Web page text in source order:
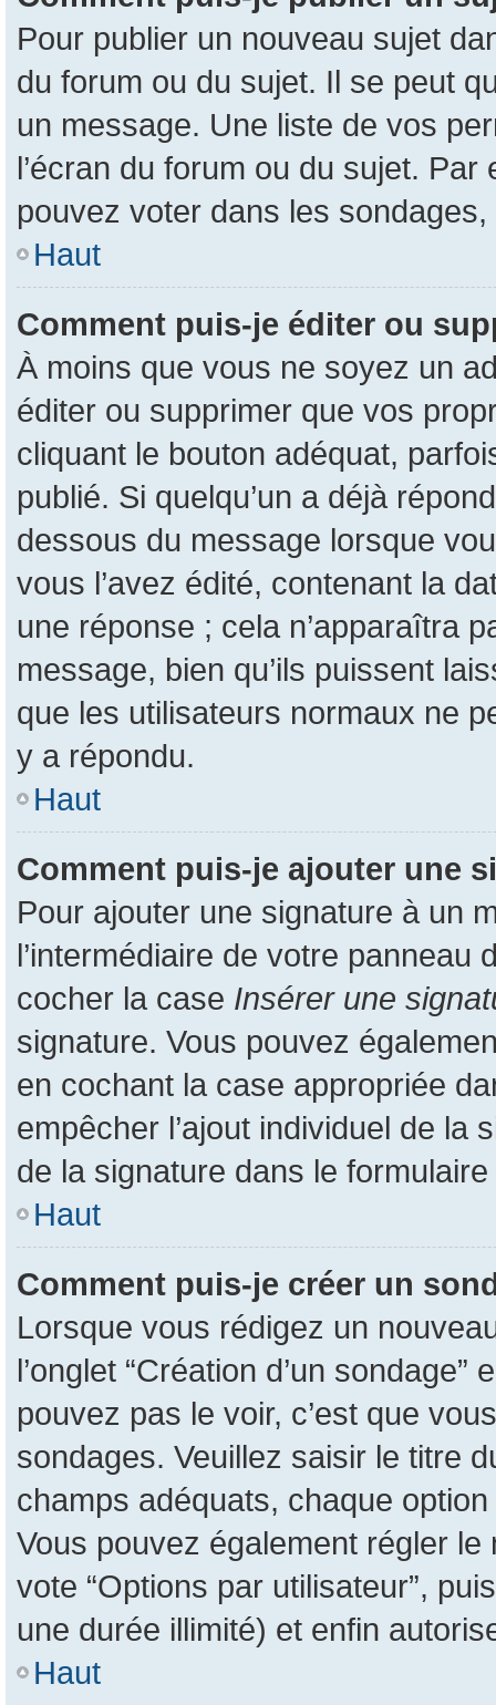
Pour publier un nouveau sujet
du forum ou du sujet. Il se peut
un message. Une liste de vos
l’écran du forum ou du sujet.
pouvez voter dans les sondages,
Haut
Comment puis-je éditer ou
À moins que vous ne soyez un
éditer ou supprimer que vos
cliquant le bouton adéquat,
publié. Si quelqu’un a déjà
dessous du message lorsque
vous l’avez édité, contenant la
une réponse ; cela n’apparaîtra
message, bien qu’ils puissent
que les utilisateurs normaux ne
y a répondu.
Haut
Comment puis-je ajouter une
Pour ajouter une signature à un
l’intermédiaire de votre panneau
cocher la case Insérer une
signature. Vous pouvez
en cochant la case appropriée
empêcher l’ajout individuel de la
de la signature dans le
Haut
Comment puis-je créer un
Lorsque vous rédigez un
l’onglet “Création d’un
pouvez pas le voir, c’est que
sondages. Veuillez saisir le titre
champs adéquats, chaque
Vous pouvez également régler
vote “Options par utilisateur”,
une durée illimité) et enfin
Haut